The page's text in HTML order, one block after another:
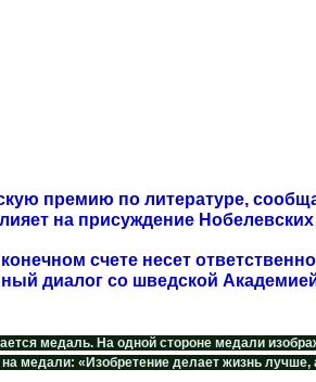
премию по литературе,
на присуждение
счете несет
диалог со шведской
медаль. На одной стороне медали
медали: «Изобретение делает жизнь